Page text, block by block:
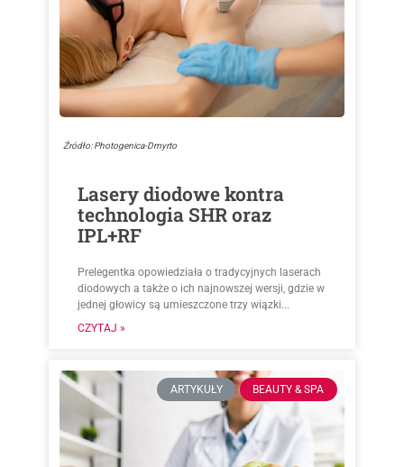
Źródło: Photogenica-Dmyrto
Lasery diodowe kontra
technologia SHR oraz
IPL+RF
Prelegentka opowiedziała o tradycyjnych laserach
diodowych a także o ich najnowszej wersji, gdzie w
jednej głowicy są umieszczone trzy wiązki...
CZYTAJ »
ARTYKUŁY BEAUTY & SPA